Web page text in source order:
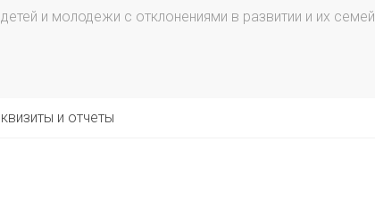
и молодежи с отклонениями в развитии и их семей
и отчеты